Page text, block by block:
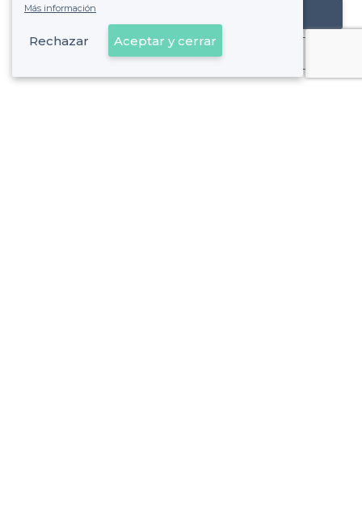
Registrar mi establecimiento
Ya es cliente
Más información
Rechazar Aceptar y cerrar